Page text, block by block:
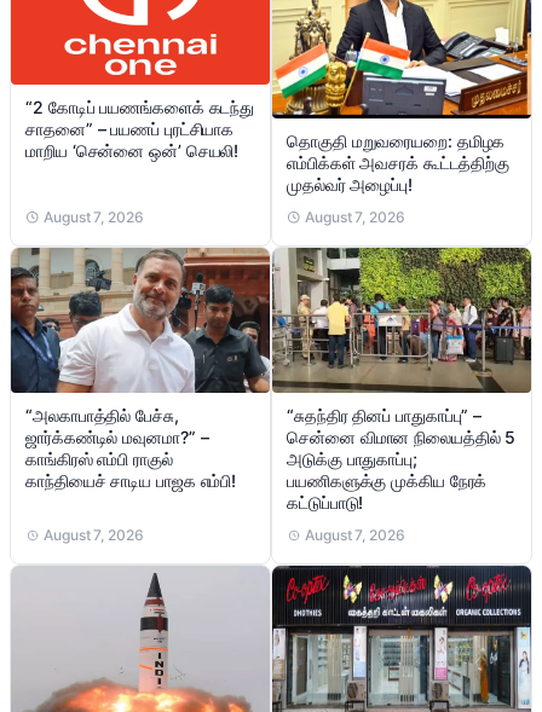
“2 கோடிப் பயணங்களைக் கடந்து
சாதனை” – பயணப் புரட்சியாக
மாறிய ‘சென்னை ஒன்’ செயலி!
August 7, 2026
தொகுதி மறுவரையறை: தமிழக
எம்பிக்கள் அவசரக் கூட்டத்திற்கு
முதல்வர் அழைப்பு!
August 7, 2026
“அலகாபாத்தில் பேச்சு,
ஜார்க்கண்டில் மவுனமா?” –
காங்கிரஸ் எம்பி ராகுல்
காந்தியைச் சாடிய பாஜக எம்பி!
August 7, 2026
“சுதந்திர தினப் பாதுகாப்பு” –
சென்னை விமான நிலையத்தில் 5
அடுக்கு பாதுகாப்பு;
பயணிகளுக்கு முக்கிய நேரக்
கட்டுப்பாடு!
August 7, 2026